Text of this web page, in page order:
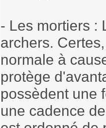
- Les mortiers :
archers.
normale à
protège
possèdent une
une cadence